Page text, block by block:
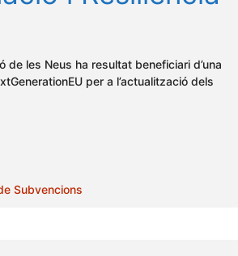
de les Neus ha resultat beneficiari d’una
per a l’actualització dels
Subvencions